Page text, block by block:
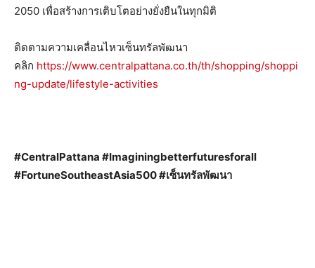
2050 เพื่อสร้างการเติบโตอย่างยั่งยืนในทุกมิติ
ติดตามความเคลื่อนไหวเซ็นทรัลพัฒนา
คลิก https://www.centralpattana.co.th/th/shopping/shoppi
ng-update/lifestyle-activities
#CentralPattana #Imaginingbetterfuturesforall
#FortuneSoutheastAsia500 #เซ็นทรัลพัฒนา